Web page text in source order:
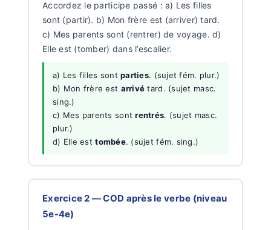
Accordez le participe passé : a) Les filles
sont (partir). b) Mon frère est (arriver) tard.
c) Mes parents sont (rentrer) de voyage. d)
Elle est (tomber) dans l’escalier.
a) Les filles sontparties. (sujet fém. plur.)
b) Mon frère est arrivé tard. (sujet masc.
sing.)
c) Mes parents sontrentrés. (sujet masc.
plur.)
d) Elle esttombée. (sujet fém. sing.)
Exercice 2 — COD après le verbe (niveau
5e-4e)